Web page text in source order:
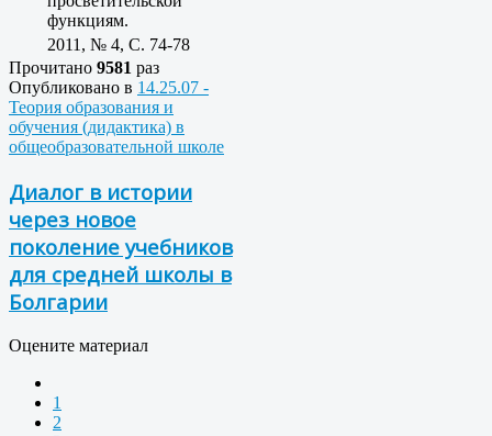
функциям.
2011, № 4, C. 74-78
Прочитано 9581 раз
Опубликовано в 14.25.07 -
Теория образования и
обучения (дидактика) в
общеобразовательной школе
Диалог в истории
через новое
поколение учебников
для средней школы в
Болгарии
Оцените материал
1
2